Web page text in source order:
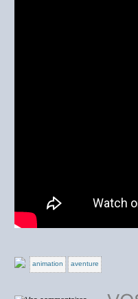
animation aventure